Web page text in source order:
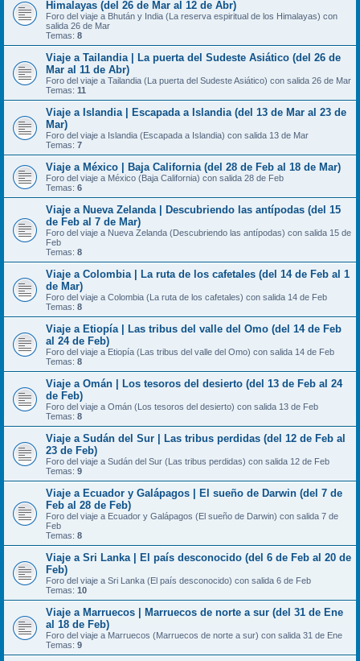
Himalayas (del 26 de Mar al 12 de Abr)
Foro del viaje a Bhután y India (La reserva espiritual de los Himalayas) con
salida 26 de Mar
Temas: 8
Viaje a Tailandia | La puerta del Sudeste Asiático (del 26 de
Mar al 11 de Abr)
Foro del viaje a Tailandia (La puerta del Sudeste Asiático) con salida 26 de Mar
Temas: 11
Viaje a Islandia | Escapada a Islandia (del 13 de Mar al 23 de
Mar)
Foro del viaje a Islandia (Escapada a Islandia) con salida 13 de Mar
Temas: 7
Viaje a México | Baja California (del 28 de Feb al 18 de Mar)
Foro del viaje a México (Baja California) con salida 28 de Feb
Temas: 6
Viaje a Nueva Zelanda | Descubriendo las antípodas (del 15
de Feb al 7 de Mar)
Foro del viaje a Nueva Zelanda (Descubriendo las antípodas) con salida 15 de
Feb
Temas: 8
Viaje a Colombia | La ruta de los cafetales (del 14 de Feb al 1
de Mar)
Foro del viaje a Colombia (La ruta de los cafetales) con salida 14 de Feb
Temas: 8
Viaje a Etiopía | Las tribus del valle del Omo (del 14 de Feb
al 24 de Feb)
Foro del viaje a Etiopía (Las tribus del valle del Omo) con salida 14 de Feb
Temas: 8
Viaje a Omán | Los tesoros del desierto (del 13 de Feb al 24
de Feb)
Foro del viaje a Omán (Los tesoros del desierto) con salida 13 de Feb
Temas: 8
Viaje a Sudán del Sur | Las tribus perdidas (del 12 de Feb al
23 de Feb)
Foro del viaje a Sudán del Sur (Las tribus perdidas) con salida 12 de Feb
Temas: 9
Viaje a Ecuador y Galápagos | El sueño de Darwin (del 7 de
Feb al 28 de Feb)
Foro del viaje a Ecuador y Galápagos (El sueño de Darwin) con salida 7 de
Feb
Temas: 8
Viaje a Sri Lanka | El país desconocido (del 6 de Feb al 20 de
Feb)
Foro del viaje a Sri Lanka (El país desconocido) con salida 6 de Feb
Temas: 10
Viaje a Marruecos | Marruecos de norte a sur (del 31 de Ene
al 18 de Feb)
Foro del viaje a Marruecos (Marruecos de norte a sur) con salida 31 de Ene
Temas: 9